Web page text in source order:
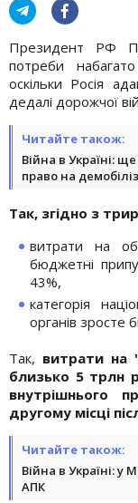
Президент РФ
потреби
оскільки Росія
дедалі дорожчої
Читайте також:
Війна в Україні:
право на
Так, згідно з
витрати на
бюджетні
43%,
категорія
органів зросте
Так, витрати на
близько 5 трлн
внутрішнього
другому місці
Читайте також:
Війна в Україні: у
АПК